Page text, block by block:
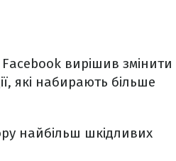
вирішив змінити
які набирають більше
найбільш шкідливих